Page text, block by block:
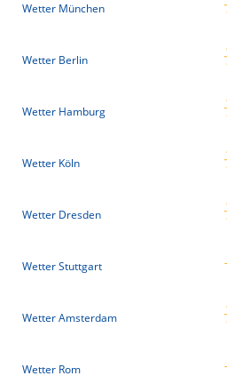
Wetter München
Wetter Berlin
Wetter Hamburg
Wetter Köln
Wetter Dresden
Wetter Stuttgart
Wetter Amsterdam
Wetter Rom